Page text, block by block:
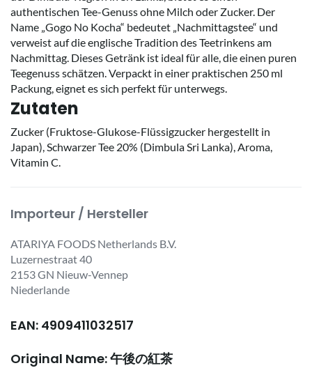
authentischen Tee-Genuss ohne Milch oder Zucker. Der
Name „Gogo No Kocha“ bedeutet „Nachmittagstee“ und
verweist auf die englische Tradition des Teetrinkens am
Nachmittag. Dieses Getränk ist ideal für alle, die einen puren
Teegenuss schätzen. Verpackt in einer praktischen 250 ml
Packung, eignet es sich perfekt für unterwegs.
Zutaten
Zucker (Fruktose-Glukose-Flüssigzucker hergestellt in
Japan), Schwarzer Tee 20% (Dimbula Sri Lanka), Aroma,
Vitamin C.
Importeur / Hersteller
ATARIYA FOODS Netherlands B.V.
Luzernestraat 40
2153 GN Nieuw-Vennep
Niederlande
EAN: 4909411032517
Original Name: 午後の紅茶